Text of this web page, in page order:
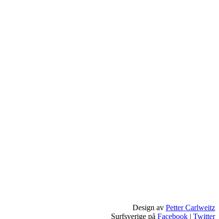
Design av Petter Carlweitz
Surfsverige på Facebook | Twitter